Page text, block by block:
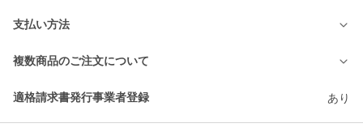
支払い方法
複数商品のご注文について
適格請求書発行事業者登録 あり